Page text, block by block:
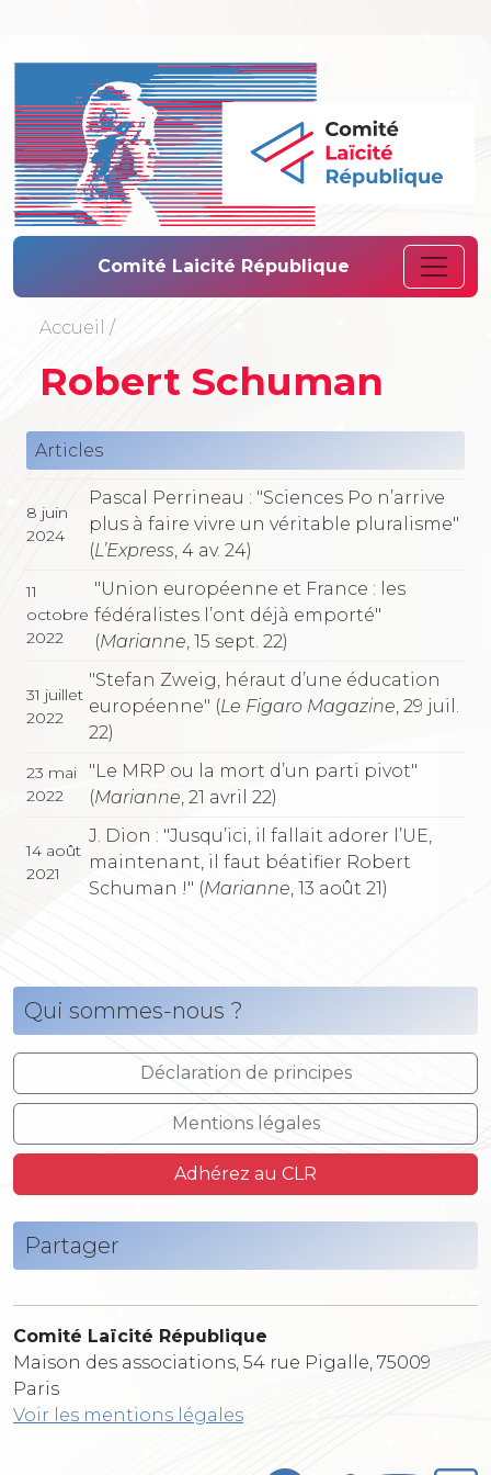
Comité Laïcité
Comité Laicité République
Accueil /
Robert Schuman
Articles
8 juin
2024
Pascal Perrineau : "Sciences Po n’arrive
plus à faire vivre un véritable pluralisme"
(L’Express , 4 av. 24)
11
octobre
2022
"Union européenne et France : les
fédéralistes l’ont déjà emporté"
(Marianne , 15 sept. 22)
31 juillet
2022
"Stefan Zweig, héraut d’une éducation
européenne" (Le Figaro Magazine , 29 juil.
22)
23 mai
2022
"Le MRP ou la mort d’un parti pivot"
(Marianne , 21 avril 22)
14 août
2021
J. Dion : "Jusqu’ici, il fallait adorer l’UE,
maintenant, il faut béatifier Robert
Schuman !" (Marianne , 13 août 21)
Qui sommes-nous ?
Déclaration de principes
Mentions légales
Adhérez au CLR
Partager
Comité Laïcité République
Maison des associations, 54 rue Pigalle, 75009
Paris
Voir les mentions légales